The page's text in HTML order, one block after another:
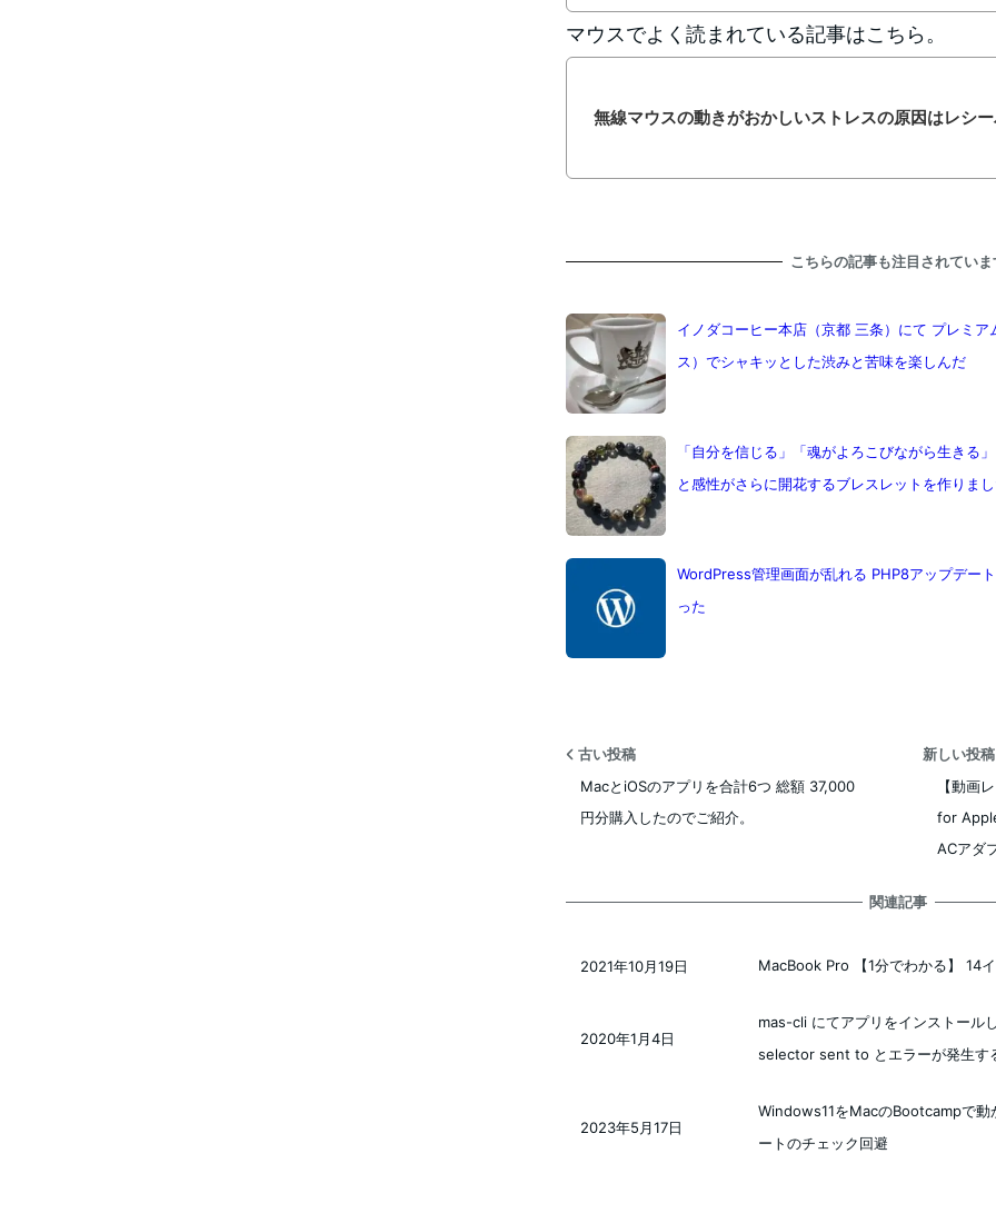
マウスでよく読まれている記事はこちら。
無線マウスの動きがおかしいストレスの原因はレシ
こちらの記事も注目されていま
イノダコーヒー本店（京都 三条）にて プレミ
ス）でシャキッとした渋みと苦味を楽しんだ
「自分を信じる」「魂がよろこびながら生きる
と感性がさらに開花するブレスレットを作りま
WordPress管理画面が乱れる PHP8アップデー
った
古い投稿
MacとiOSのアプリを合計6つ 総額 37,000
円分購入したのでご紹介。
新しい投
【動画
for
ACアダ
関連記事
MacBook Pro 【1分でわかる】 14
2021年10月19日
mas-cli にてアプリをインストー
selector sent to とエラーが発生す
2020年1月4日
Windows11をMacのBootcampで動
ートのチェック回避
2023年5月17日